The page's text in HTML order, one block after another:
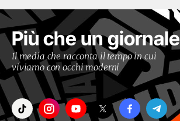
Più che un giornale
Il media che racconta il tempo in cui
viviamo con occhi moderni